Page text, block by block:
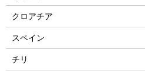
クロアチア
スペイン
チリ